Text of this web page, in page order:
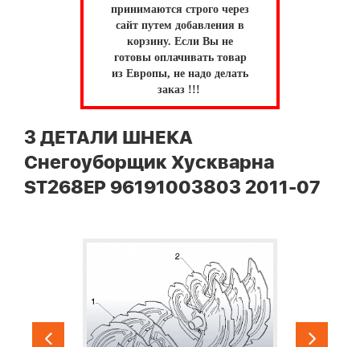
принимаются строго через
сайт путем добавления в
корзину. Если Вы не
готовы оплачивать товар
из Европы, не надо делать
заказ !!!
3 ДЕТАЛИ ШНЕКА
Снегоуборщик Хускварна
ST268EP 96191003803 2011-07